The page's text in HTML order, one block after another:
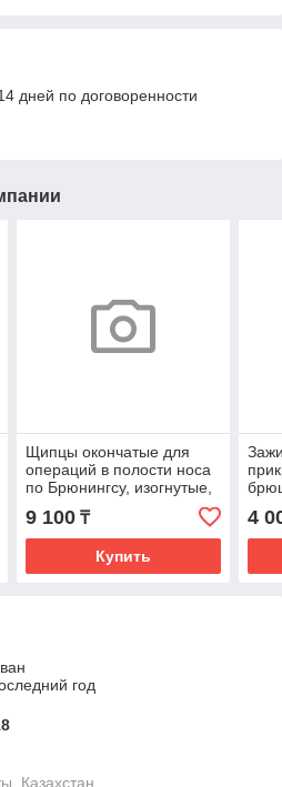
дней по договоренности
Щипцы окончатые для
операций в полости носа
по Брюнингсу, изогнутые,
206мм *, (34-5573-01R)
9 100₸
Купить
4
год
Казахстан